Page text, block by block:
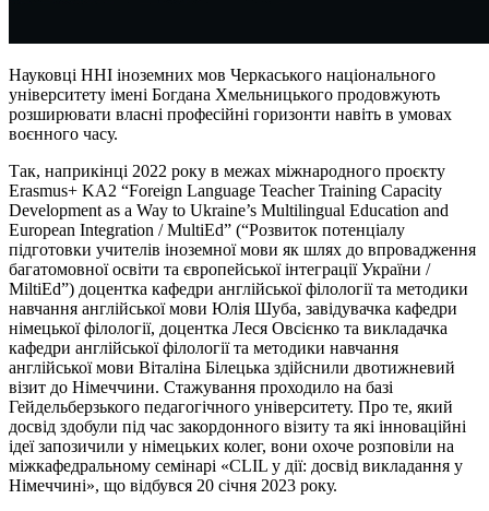
Науковці ННІ іноземних мов Черкаського національного
університету імені Богдана Хмельницького продовжують
розширювати власні професійні горизонти навіть в умовах
воєнного часу.
Так, наприкінці 2022 року в межах міжнародного проєкту
Erasmus+ KA2 “Foreign Language Teacher Training Capacity
Development as a Way to Ukraine’s Multilingual Education and
European Integration / MultiEd” (“Розвиток потенціалу
підготовки учителів іноземної мови як шлях до впровадження
багатомовної освіти та європейської інтеграції України /
MiltiEd”) доцентка кафедри англійської філології та методики
навчання англійської мови Юлія Шуба, завідувачка кафедри
німецької філології, доцентка Леся Овсієнко та викладачка
кафедри англійської філології та методики навчання
англійської мови Віталіна Білецька здійснили двотижневий
візит до Німеччини. Стажування проходило на базі
Гейдельберзького педагогічного університету. Про те, який
досвід здобули під час закордонного візиту та які інноваційні
ідеї запозичили у німецьких колег, вони охоче розповіли на
міжкафедральному семінарі «CLIL у дії: досвід викладання у
Німеччині», що відбувся 20 січня 2023 року.